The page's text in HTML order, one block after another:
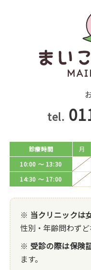
tel.
診療時間 月
10:00 ～ 13:30
14:30 ～ 17:00
※ 当クリニックは
性別・年齢問わずど
※ 受診の際は保険
ます。